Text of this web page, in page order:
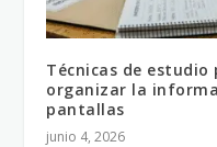
Técnicas de
organizar la
pantallas
junio 4, 2026